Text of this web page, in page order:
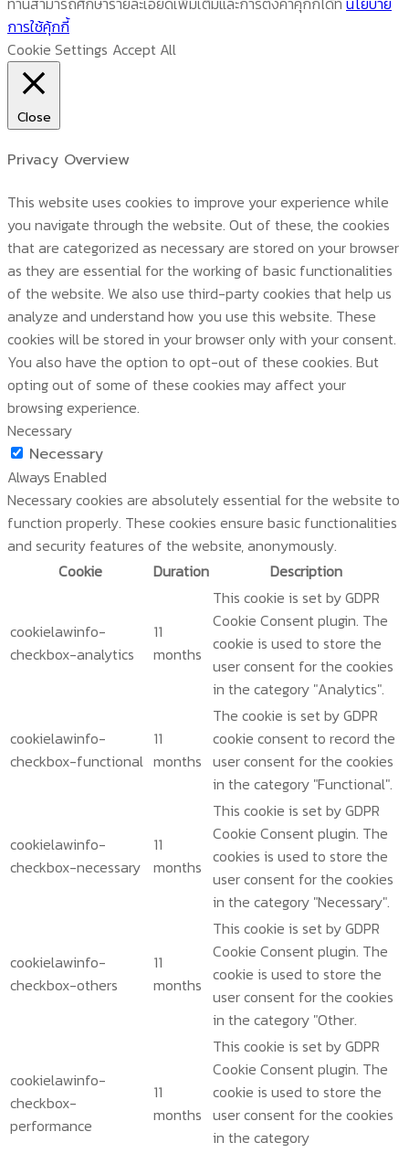
การใช้คุ้กกี้
Cookie Settings Accept All
Close
Privacy Overview
This website uses cookies to improve your experience while
you navigate through the website. Out of these, the cookies
that are categorized as necessary are stored on your browser
as they are essential for the working of basic functionalities
of the website. We also use third-party cookies that help us
analyze and understand how you use this website. These
cookies will be stored in your browser only with your consent.
You also have the option to opt-out of these cookies. But
opting out of some of these cookies may affect your
browsing experience.
Necessary
Necessary
Always Enabled
Necessary cookies are absolutely essential for the website to
function properly. These cookies ensure basic functionalities
and security features of the website, anonymously.
Cookie
Duration Description
cookielawinfo-
checkbox-analytics
11
months
This cookie is set by GDPR
Cookie Consent plugin. The
cookie is used to store the
user consent for the cookies
in the category "Analytics".
cookielawinfo-
checkbox-functional
11
months
The cookie is set by GDPR
cookie consent to record the
user consent for the cookies
in the category "Functional".
cookielawinfo-
checkbox-necessary
11
months
This cookie is set by GDPR
Cookie Consent plugin. The
cookies is used to store the
user consent for the cookies
in the category "Necessary".
cookielawinfo-
checkbox-others
11
months
This cookie is set by GDPR
Cookie Consent plugin. The
cookie is used to store the
user consent for the cookies
in the category "Other.
cookielawinfo-
checkbox-
performance
11
months
This cookie is set by GDPR
Cookie Consent plugin. The
cookie is used to store the
user consent for the cookies
in the category